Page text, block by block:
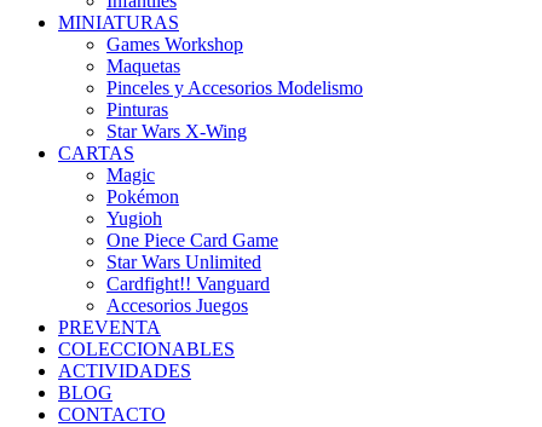
MINIATURAS
Games Workshop
Maquetas
Pinceles y Accesorios Modelismo
Pinturas
Star Wars X-Wing
CARTAS
Magic
Pokémon
Yugioh
One Piece Card Game
Star Wars Unlimited
Cardfight!! Vanguard
Accesorios Juegos
PREVENTA
COLECCIONABLES
ACTIVIDADES
BLOG
CONTACTO